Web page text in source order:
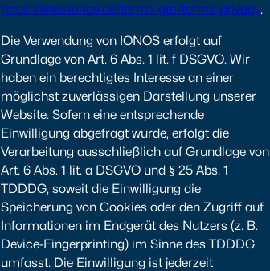
https://www.ionos.de/terms-gtc/terms-privacy.
Die Verwendung von IONOS erfolgt auf
Grundlage von Art. 6 Abs. 1 lit. f DSGVO. Wir
haben ein berechtigtes Interesse an einer
möglichst zuverlässigen Darstellung unserer
Website. Sofern eine entsprechende
Einwilligung abgefragt wurde, erfolgt die
Verarbeitung ausschließlich auf Grundlage von
Art. 6 Abs. 1 lit. a DSGVO und § 25 Abs. 1
TDDDG, soweit die Einwilligung die
Speicherung von Cookies oder den Zugriff auf
Informationen im Endgerät des Nutzers (z. B.
Device-Fingerprinting) im Sinne des TDDDG
umfasst. Die Einwilligung ist jederzeit